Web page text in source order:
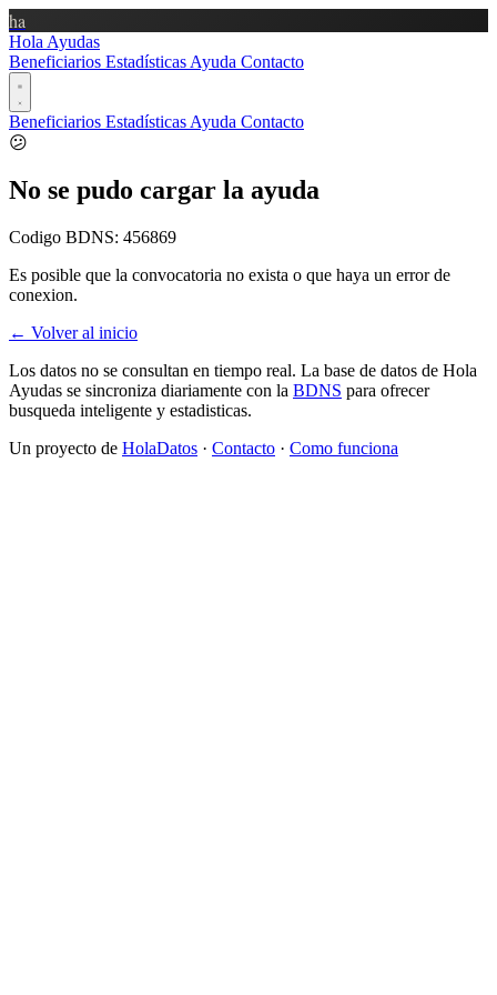
ha
Hola Ayudas
Beneficiarios Estadísticas Ayuda Contacto
Beneficiarios Estadísticas Ayuda Contacto
😕
No se pudo cargar la ayuda
Codigo BDNS: 456869
Es posible que la convocatoria no exista o que haya un error de
conexion.
← Volver al inicio
Los datos no se consultan en tiempo real. La base de datos de Hola
Ayudas se sincroniza diariamente con la BDNS para ofrecer
busqueda inteligente y estadisticas.
Un proyecto de HolaDatos · Contacto · Como funciona